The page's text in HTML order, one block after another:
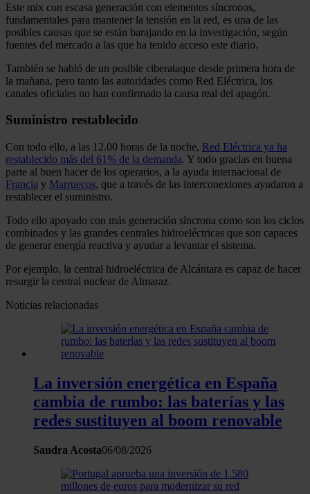
Este mix con escasa generación con elementos síncronos,
fundamentales para mantener la tensión en la red, es una de las
posibles causas que se están barajando en la investigación, según
fuentes del mercado a las que ha tenido acceso este diario.
También se habló de un posible ciberataque desde primera hora de
la mañana, pero tanto las autoridades como Red Eléctrica, los
canales oficiales no han confirmado la causa real del apagón.
Suministro restablecido
Con todo ello, a las 12.00 horas de la noche, Red Eléctrica ya ha
restablecido más del 61% de la demanda. Y todo gracias en buena
parte al buen hacer de los operarios, a la ayuda internacional de
Francia y Marruecos, que a través de las interconexiones ayudaron a
restablecer el suministro.
Todo ello apoyado con más generación síncrona como son los ciclos
combinados y las grandes centrales hidroeléctricas que son capaces
de generar energía reactiva y ayudar a levantar el sistema.
Por ejemplo, la central hidroeléctrica de Alcántara es capaz de hacer
resurgir la central nuclear de Almaraz.
Noticias relacionadas
La inversión energética en España
cambia de rumbo: las baterías y las
redes sustituyen al boom renovable
Sandra Acosta06/08/2026